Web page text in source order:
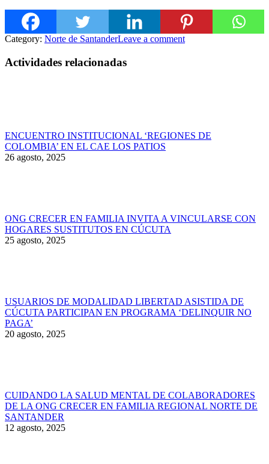
Category: Norte de SantanderLeave a comment
Actividades relacionadas
ENCUENTRO INSTITUCIONAL ‘REGIONES DE
COLOMBIA’ EN EL CAE LOS PATIOS
26 agosto, 2025
ONG CRECER EN FAMILIA INVITA A VINCULARSE CON
HOGARES SUSTITUTOS EN CÚCUTA
25 agosto, 2025
USUARIOS DE MODALIDAD LIBERTAD ASISTIDA DE
CÚCUTA PARTICIPAN EN PROGRAMA ‘DELINQUIR NO
PAGA’
20 agosto, 2025
CUIDANDO LA SALUD MENTAL DE COLABORADORES
DE LA ONG CRECER EN FAMILIA REGIONAL NORTE DE
SANTANDER
12 agosto, 2025